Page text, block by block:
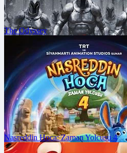
FRAGMANA GİT
Vizyon Tarihi: 31 Temmuz 2026
The Odyssey
Nasreddin Hoca: Zaman Yolcusu 4